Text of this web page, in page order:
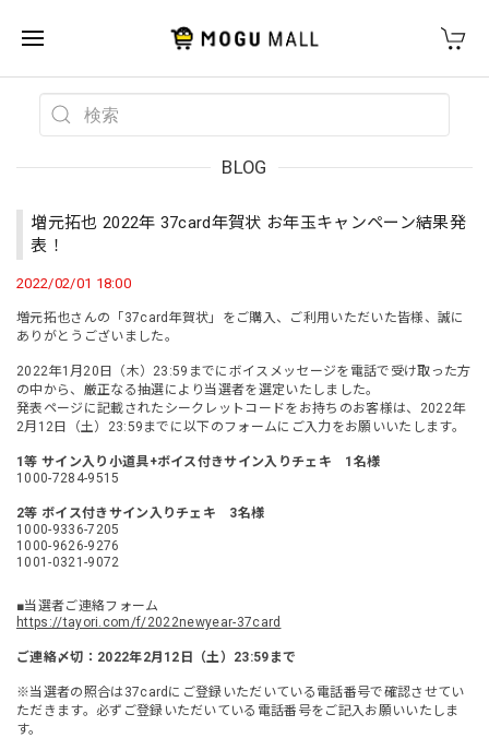
BLOG
増元拓也 2022年 37card年賀状 お年玉キャンペーン結果発
表！
2022/02/01 18:00
増元拓也さんの「37card年賀状」をご購入、ご利用いただいた皆様、誠に
ありがとうございました。
2022年1月20日（木）23:59までにボイスメッセージを電話で受け取った方
の中から、厳正なる抽選により当選者を選定いたしました。
発表ページに記載されたシークレットコードをお持ちのお客様は、2022年
2月12日（土）23:59までに以下のフォームにご入力をお願いいたします。
1等 サイン入り小道具+ボイス付きサイン入りチェキ 1名様
1000-7284-9515
2等 ボイス付きサイン入りチェキ 3名様
1000-9336-7205
1000-9626-9276
1001-0321-9072
■当選者ご連絡フォーム
https://tayori.com/f/2022newyear-37card
ご連絡〆切：2022年2月12日（土）23:59まで
※当選者の照合は37cardにご登録いただいている電話番号で確認させてい
ただきます。必ずご登録いただいている電話番号をご記入お願いいたしま
す。